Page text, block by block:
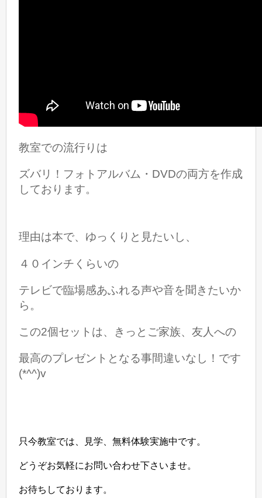
教室での流行りは
ズバリ！フォトアルバム・DVDの両方を作成
しております。
理由は本で、ゆっくりと見たいし、
４０インチくらいの
テレビで臨場感あふれる声や音を聞きたいか
ら。
この2個セットは、 きっとご家族、友人への
最高のプレゼントとなる事間違いなし！です
(*^^)v
只今教室では、見学、無料体験実施中です。
どうぞお気軽にお問い合わせ下さいませ。
お待ちしております。